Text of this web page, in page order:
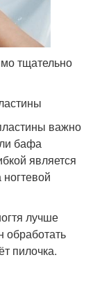
тщательно
важно
бафа
является
лучше
обработать
пилочка.